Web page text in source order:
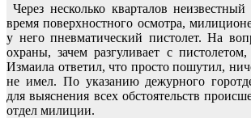
Через несколько кварталов
время поверхностного осмотра,
у него пневматический пистолет. На
охраны, зачем разгуливает с
Измаила ответил, что просто пошутил,
не имел. По указанию дежурного
для выяснения всех обстоятельств
отдел милиции.